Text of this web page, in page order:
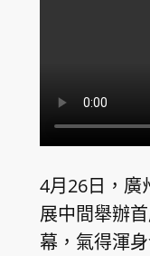
4月26日，廣
展中間舉辦
幕，氣得渾